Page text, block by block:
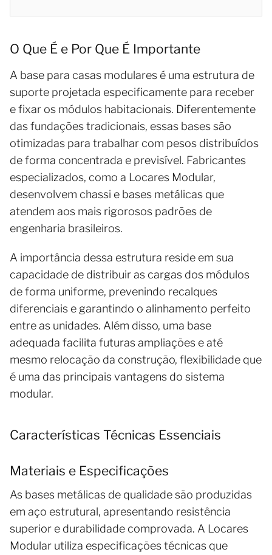
O Que É e Por Que É Importante
A base para casas modulares é uma estrutura de
suporte projetada especificamente para receber
e fixar os módulos habitacionais. Diferentemente
das fundações tradicionais, essas bases são
otimizadas para trabalhar com pesos distribuídos
de forma concentrada e previsível. Fabricantes
especializados, como a Locares Modular,
desenvolvem chassi e bases metálicas que
atendem aos mais rigorosos padrões de
engenharia brasileiros.
A importância dessa estrutura reside em sua
capacidade de distribuir as cargas dos módulos
de forma uniforme, prevenindo recalques
diferenciais e garantindo o alinhamento perfeito
entre as unidades. Além disso, uma base
adequada facilita futuras ampliações e até
mesmo relocação da construção, flexibilidade que
é uma das principais vantagens do sistema
modular.
Características Técnicas Essenciais
Materiais e Especificações
As bases metálicas de qualidade são produzidas
em aço estrutural, apresentando resistência
superior e durabilidade comprovada. A Locares
Modular utiliza especificações técnicas que